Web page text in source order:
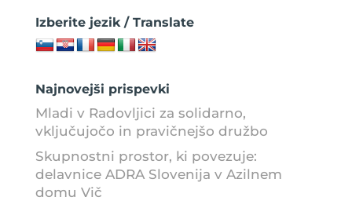
Izberite jezik / Translate
Najnovejši prispevki
Mladi v Radovljici za solidarno,
vključujočo in pravičnejšo družbo
Skupnostni prostor, ki povezuje:
delavnice ADRA Slovenija v Azilnem
domu Vič